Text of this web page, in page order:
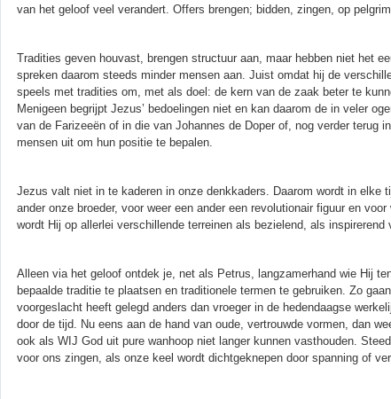
van het geloof veel verandert. Offers brengen; bidden, zingen, op
Tradities geven houvast, brengen structuur aan, maar hebben niet het
spreken daarom steeds minder mensen aan. Juist omdat hij de
speels met tradities om, met als doel: de kern van de zaak beter te
Menigeen begrijpt Jezus’ bedoelingen niet en kan daarom de in veler
van de Farizeeën of in die van Johannes de Doper of, nog verder
mensen uit om hun positie te bepalen.
Jezus valt niet in te kaderen in onze denkkaders. Daarom wordt in
ander onze broeder, voor weer een ander een revolutionair figuur en
wordt Hij op allerlei verschillende terreinen als bezielend, als inspirerend
Alleen via het geloof ontdek je, net als Petrus, langzamerhand wie Hij
bepaalde traditie te plaatsen en traditionele termen te gebruiken. Zo
voorgeslacht heeft gelegd anders dan vroeger in de hedendaagse
door de tijd. Nu eens aan de hand van oude, vertrouwde vormen, dan
ook als WIJ God uit pure wanhoop niet langer kunnen vasthouden.
voor ons zingen, als onze keel wordt dichtgeknepen door spanning of